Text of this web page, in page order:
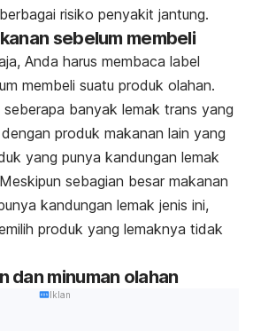
risiko penyakit jantung.
sebelum membeli
Anda harus membaca label
membeli suatu produk olahan.
seberapa banyak lemak trans yang
produk makanan lain yang
yang punya kandungan lemak
sebagian besar makanan
kandungan lemak jenis ini,
produk yang lemaknya tidak
dan minuman olahan
Iklan